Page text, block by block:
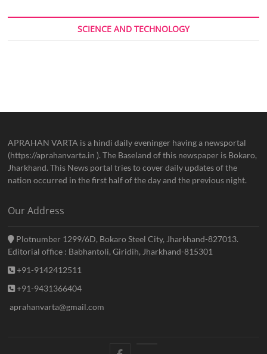
SCIENCE AND TECHNOLOGY
APRAHAN VARTA is a hindi daily eveninger having a newsportal
(https://aprahanvarta.in ). The Baseland of this newspaper is Bokaro,
Jharkhand. This News portal tries to cover daily updates of the
nation occurred in the first half of the day and the previous night.
Our Address
Plotnumber 1299/6D, Bokaro Steel City, Jharkhand-827013.
Editorial office : Babhantoli, Giridih, Jharkhand-815301
+91-9142412511
+91-9431366404
aprahanvarta@gmail.com